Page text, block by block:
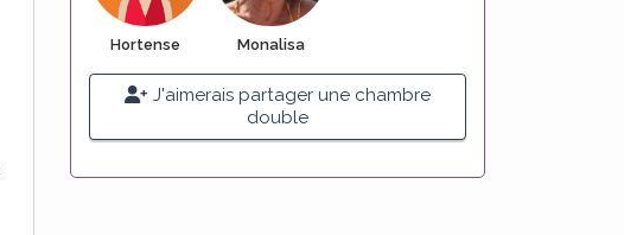
Hortense Monalisa
J'aimerais partager une chambre
double